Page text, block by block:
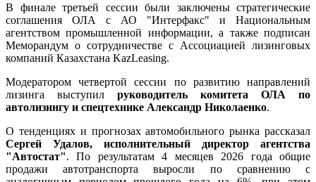
В финале третьей сессии были заключены стратегические
соглашения ОЛА с АО "Интерфакс" и Национальным
агентством промышленной информации, а также подписан
Меморандум о сотрудничестве с Ассоциацией лизинговых
компаний Казахстана KazLeasing.
Модератором четвертой сессии по развитию направлений
лизинга выступил руководитель комитета ОЛА по
автолизингу и спецтехнике Александр Николаенко.
О тенденциях и прогнозах автомобильного рынка рассказал
Сергей Удалов, исполнительный директор агентства
"Автостат". По результатам 4 месяцев 2026 года общие
продажи автотранспорта выросли по сравнению с